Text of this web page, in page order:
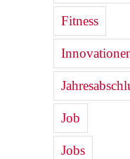
Fitness
Job
Jobs